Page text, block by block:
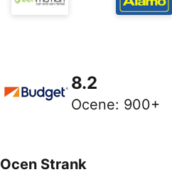
8.2
Ocene: 900+
Ocen Strank